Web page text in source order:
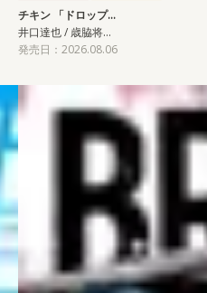
チキン 「ドロップ…
井口達也 / 歳脇将…
発売日：2026.08.06